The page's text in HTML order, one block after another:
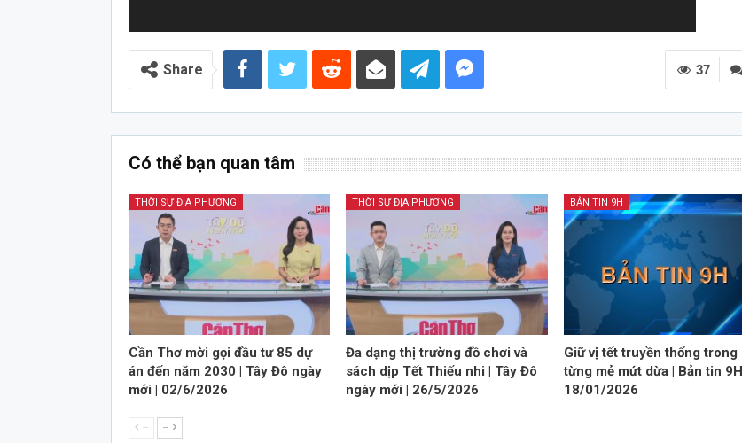
37
Share
Có thể bạn quan tâm
THỜI SỰ ĐỊA PHƯƠNG
Cần Thơ mời gọi đầu tư 85 dự
án đến năm 2030 | Tây Đô ngày
mới | 02/6/2026
THỜI SỰ ĐỊA PHƯƠNG
Đa dạng thị trường đồ chơi và
sách dịp Tết Thiếu nhi | Tây Đô
ngày mới | 26/5/2026
BẢN TIN 9H
Giữ vị tết truyền thống trong
từng mẻ mứt dừa | Bản tin 9H |
18/01/2026
-- --